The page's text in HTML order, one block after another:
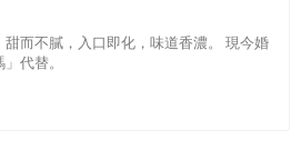
甜而不膩，入口即化，味道香濃。 現今婚
」代替。